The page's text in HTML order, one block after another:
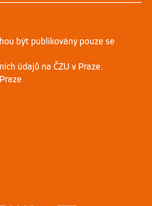
být publikovány pouze se
údajů na ČZU v Praze.